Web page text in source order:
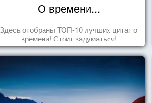
О времени...
Здесь отобраны ТОП-10 лучших цитат о
времени! Стоит задуматься!